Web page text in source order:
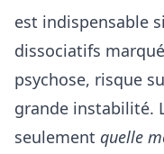
est indispensable
dissociatifs
psychose, risque
grande instabilité.
seulement quelle